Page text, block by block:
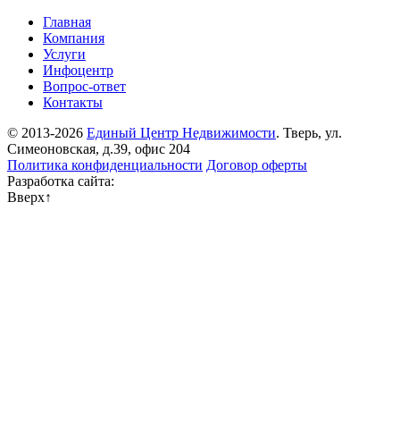
Главная
Компания
Услуги
Инфоцентр
Вопрос-ответ
Контакты
© 2013-2026 Единый Центр Недвижимости. Тверь, ул.
Симеоновская, д.39, офис 204
Политика конфиденциальности Договор оферты
Разработка сайта:
Вверх↑